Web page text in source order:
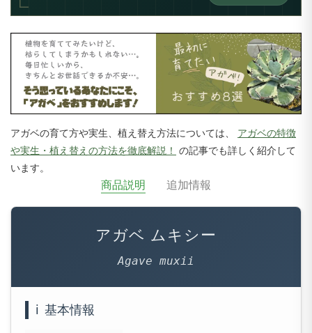
アガベの育て方や実生、植え替え方法については、 アガベの特徴
や実生・植え替えの方法を徹底解説！ の記事でも詳しく紹介して
います。
商品説明 追加情報
アガベ ムキシー
Agave muxii
ℹ️ 基本情報